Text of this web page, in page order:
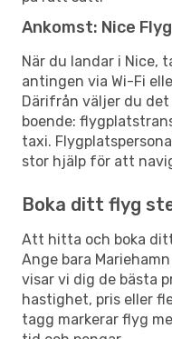
Ankomst: Nice
När du landar i Nice,
antingen via Wi-Fi
Därifrån väljer du
boende:
taxi.
stor hjälp för att
Boka ditt flyg
Att hitta och boka
Ange bara
visar vi dig de bästa
hastighet, pris eller
tagg markerar flyg